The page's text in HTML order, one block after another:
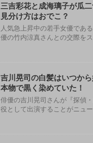
三吉彩花と成海璃子が瓜
見分け方はおでこ？
人気急上昇中の若手女優であ
優の竹内涼真さんとの交際を
吉川晃司の白髪はいつか
本物で黒く染めていた！
俳優の吉川晃司さんが『探偵
役として出演することがニュ